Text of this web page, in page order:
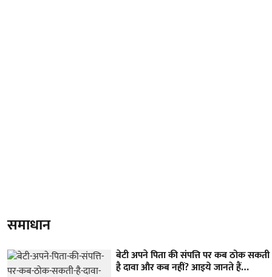
समाधान
बेटी अपने पिता की संपत्ति पर कब ठोक सकती
है दावा और कब नहीं? आइये जानते हैं…